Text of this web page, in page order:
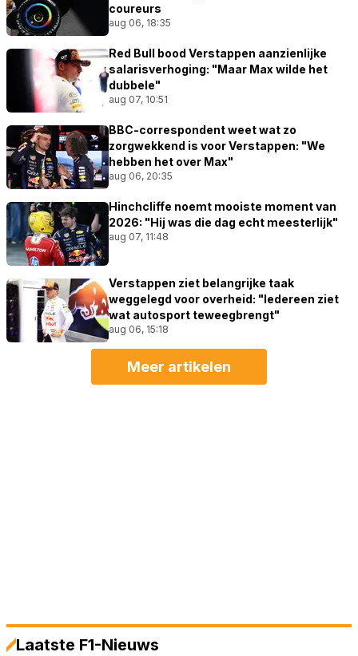
coureurs
aug 06, 18:35
Red Bull bood Verstappen aanzienlijke
salarisverhoging: "Maar Max wilde het
dubbele"
aug 07, 10:51
BBC-correspondent weet wat zo
zorgwekkend is voor Verstappen: "We
hebben het over Max"
aug 06, 20:35
Hinchcliffe noemt mooiste moment van
2026: "Hij was die dag echt meesterlijk"
aug 07, 11:48
Verstappen ziet belangrijke taak
weggelegd voor overheid: "Iedereen ziet
wat autosport teweegbrengt"
aug 06, 15:18
Meer artikelen
Laatste F1-Nieuws